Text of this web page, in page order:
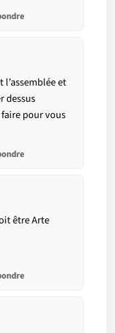
et
dessus
pour vous
être Arte